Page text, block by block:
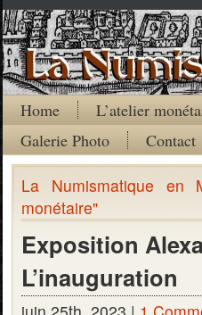
Home L’atelier
Galerie Photo
Contact
La Numismatique en
monétaire"
Exposition
L’inauguration